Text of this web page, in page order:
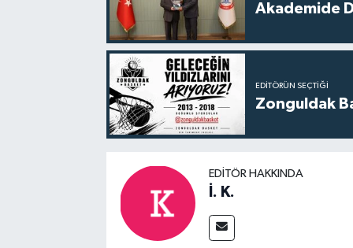
Akademide
EDITÖRÜN SEÇTIĞI
Zonguldak
EDITÖR HAKKINDA
İ. K.